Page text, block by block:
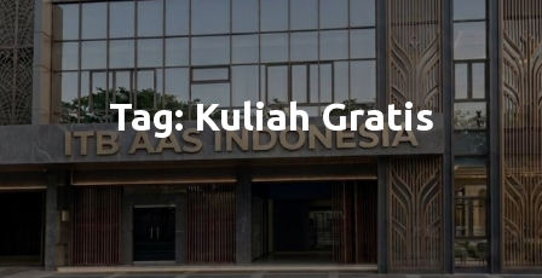
Tag:Kuliah Gratis